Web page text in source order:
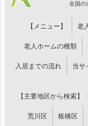
全国の
【メニュー】 老
老人ホームの種類
入居までの流れ 当サ
【主要地区から検索】
荒川区 板橋区